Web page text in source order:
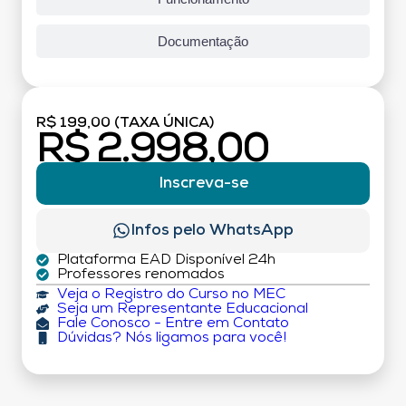
Documentação
R$ 199,00 (TAXA ÚNICA)
R$ 2.998,00
Inscreva-se
Infos pelo WhatsApp
Plataforma EAD Disponível 24h
Professores renomados
Veja o Registro do Curso no MEC
Seja um Representante Educacional
Fale Conosco - Entre em Contato
Dúvidas? Nós ligamos para você!